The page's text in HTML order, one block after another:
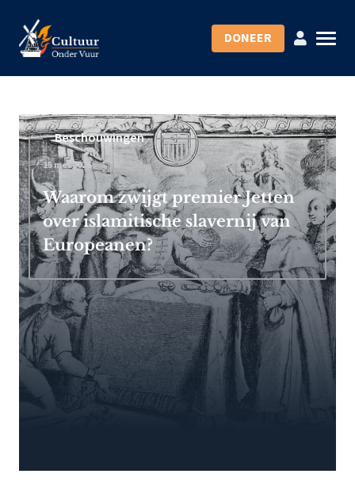
DONEER
Beschouwingen
15 mei 2026
Waarom zwijgt premier Jetten
over islamitische slavernij van
Europeanen?